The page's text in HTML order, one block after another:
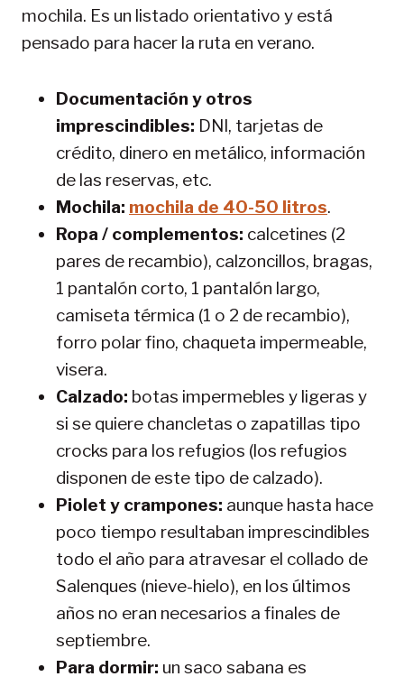
mochila. Es un listado orientativo y está
pensado para hacer la ruta en verano.
Documentación y otros
imprescindibles: DNI, tarjetas de
crédito, dinero en metálico, información
de las reservas, etc.
Mochila: mochila de 40-50 litros.
Ropa / complementos: calcetines (2
pares de recambio), calzoncillos, bragas,
1 pantalón corto, 1 pantalón largo,
camiseta térmica (1 o 2 de recambio),
forro polar fino, chaqueta impermeable,
visera.
Calzado: botas impermebles y ligeras y
si se quiere chancletas o zapatillas tipo
crocks para los refugios (los refugios
disponen de este tipo de calzado).
Piolet y crampones: aunque hasta hace
poco tiempo resultaban imprescindibles
todo el año para atravesar el collado de
Salenques (nieve-hielo), en los últimos
años no eran necesarios a finales de
septiembre.
Para dormir: un saco sabana es